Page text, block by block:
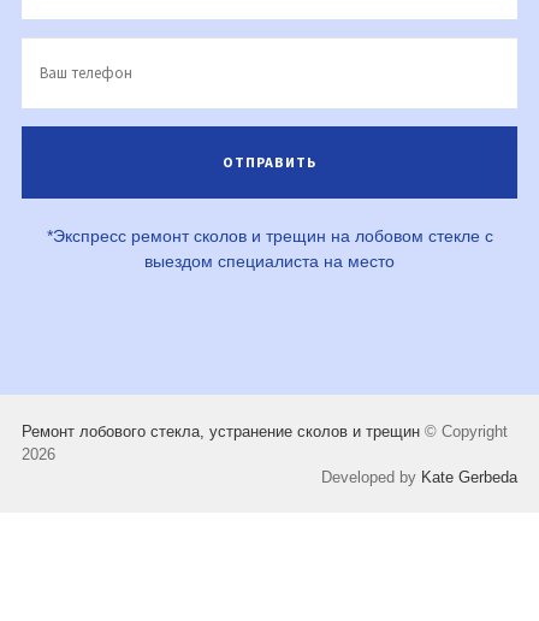
*Экспресс ремонт сколов и трещин на лобовом стекле с
выездом специалиста на место
Ремонт лобового стекла, устранение сколов и трещин © Copyright
2026
Developed byKate Gerbeda